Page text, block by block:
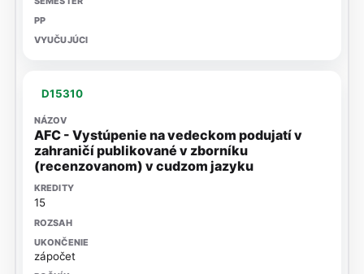
D15310
AFC - Vystúpenie na vedeckom podujatí v
zahraničí publikované v zborníku
(recenzovanom) v cudzom jazyku
15
zápočet